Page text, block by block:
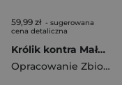
59,99 zł - sugerowana
cena detaliczna
Królik kontra Małpa i legion zagłady. Tom 3
Opracowanie Zbiorowe